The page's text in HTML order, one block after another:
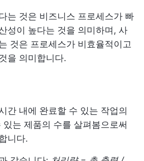
는 것은 비즈니스 프로세스가 빠
성이 높다는 것을 의미하며, 사
것은 프로세스가 비효율적이고
을 의미합니다.
간 내에 완료할 수 있는 작업의
는 제품의 수를 살펴봄으로써
니다.